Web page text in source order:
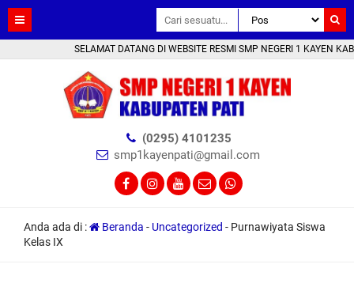
SELAMAT DATANG DI WEBSITE RESMI SMP NEGERI 1 KAYEN KAB.
(0295) 4101235
smp1kayenpati@gmail.com
Anda ada di : Beranda - Uncategorized - Purnawiyata Siswa
Kelas IX